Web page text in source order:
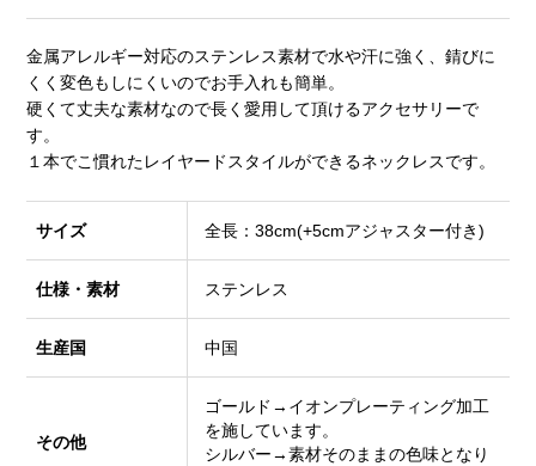
金属アレルギー対応のステンレス素材で水や汗に強く、錆びに
くく変色もしにくいのでお手入れも簡単。
硬くて丈夫な素材なので長く愛用して頂けるアクセサリーで
す。
１本でこ慣れたレイヤードスタイルができるネックレスです。
サイズ 全長：38cm(+5cmアジャスター付き)
仕様・素材 ステンレス
生産国 中国
その他
ゴールド→イオンプレーティング加工
を施しています。
シルバー→素材そのままの色味となり